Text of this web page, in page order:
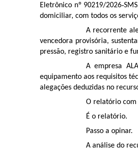
Eletrônico nº 90219/
domiciliar, com todos os
A recorrente
vencedora provisória,
pressão, registro sanitário e
A empresa
equipamento aos requisitos
alegações deduzidas no
O relatório com
É o relatório.
Passo a opinar.
A análise do